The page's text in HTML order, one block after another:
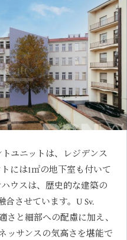
ユニットは、レジデンス
には1㎡の地下室も付いて
ウスは、歴史的な建築の
合させています。U Sv.
さと細部への配慮に加え、
ッサンスの気高さを堪能で